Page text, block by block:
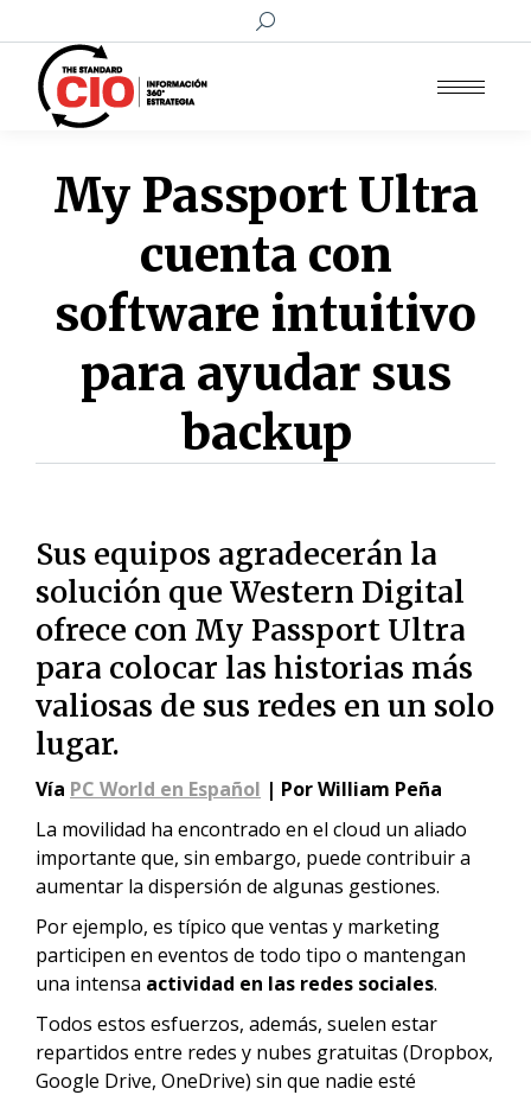
Buscar:
My Passport Ultra
cuenta con
software intuitivo
para ayudar sus
backup
Sus equipos agradecerán la
solución que Western Digital
ofrece con My Passport Ultra
para colocar las historias más
valiosas de sus redes en un solo
lugar.
Vía PC World en Español | Por William Peña
La movilidad ha encontrado en el cloud un aliado
importante que, sin embargo, puede contribuir a
aumentar la dispersión de algunas gestiones.
Por ejemplo, es típico que ventas y marketing
participen en eventos de todo tipo o mantengan
una intensa actividad en las redes sociales.
Todos estos esfuerzos, además, suelen estar
repartidos entre redes y nubes gratuitas (Dropbox,
Google Drive, OneDrive) sin que nadie esté